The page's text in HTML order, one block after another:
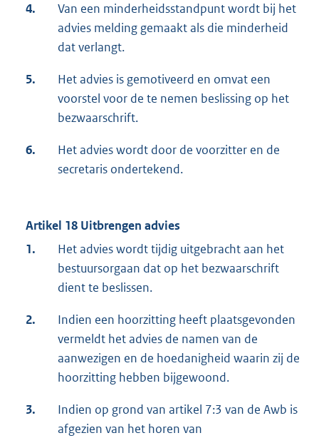
4.
Van een minderheidsstandpunt wordt bij het
advies melding gemaakt als die minderheid
dat verlangt.
5.
Het advies is gemotiveerd en omvat een
voorstel voor de te nemen beslissing op het
bezwaarschrift.
6.
Het advies wordt door de voorzitter en de
secretaris ondertekend.
Artikel 18 Uitbrengen advies
1.
Het advies wordt tijdig uitgebracht aan het
bestuursorgaan dat op het bezwaarschrift
dient te beslissen.
2.
Indien een hoorzitting heeft plaatsgevonden
vermeldt het advies de namen van de
aanwezigen en de hoedanigheid waarin zij de
hoorzitting hebben bijgewoond.
3.
Indien op grond van artikel 7:3 van de Awb is
afgezien van het horen van